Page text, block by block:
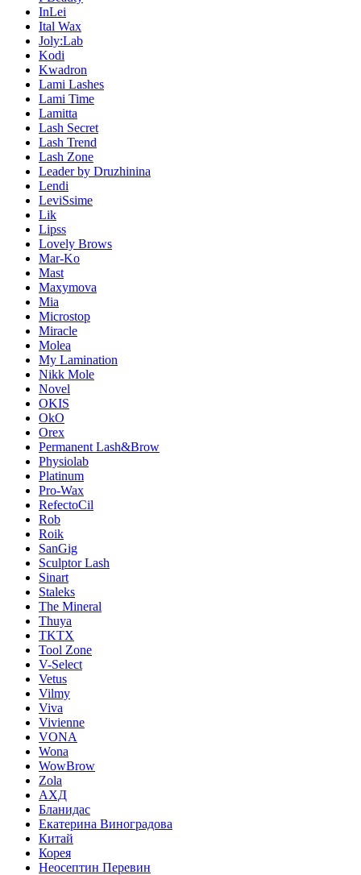
InLei
Ital Wax
Joly:Lab
Kodi
Kwadron
Lami Lashes
Lami Time
Lamitta
Lash Secret
Lash Trend
Lash Zone
Leader by Druzhinina
Lendi
LeviSsime
Lik
Lipss
Lovely Brows
Mar-Ko
Mast
Maxymova
Mia
Microstop
Miracle
Molea
My Lamination
Nikk Mole
Novel
OKIS
OkO
Orex
Permanent Lash&Brow
Physiolab
Platinum
Pro-Wax
RefectoCil
Rob
Roik
SanGig
Sculptor Lash
Sinart
Staleks
The Mineral
Thuya
TKTX
Tool Zone
V-Select
Vetus
Vilmy
Viva
Vivienne
VONA
Wona
WowBrow
Zola
АХД
Бланидас
Екатерина Виноградова
Китай
Корея
Неосептин Перевин